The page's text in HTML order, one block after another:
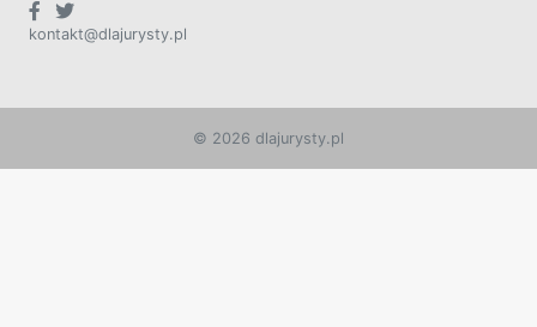
kontakt@dlajurysty.pl
© 2026 dlajurysty.pl